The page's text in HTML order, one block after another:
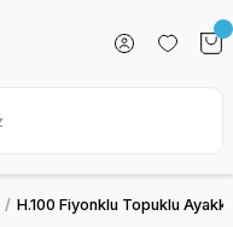
H.100 Fiyonklu Topuklu